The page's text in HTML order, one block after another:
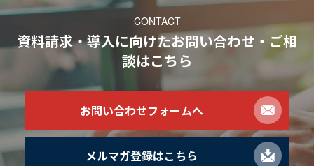
CONTACT
資料請求・導入に向けたお問い合わせ・ご相
談はこちら
お問い合わせフォームへ
メルマガ登録はこちら